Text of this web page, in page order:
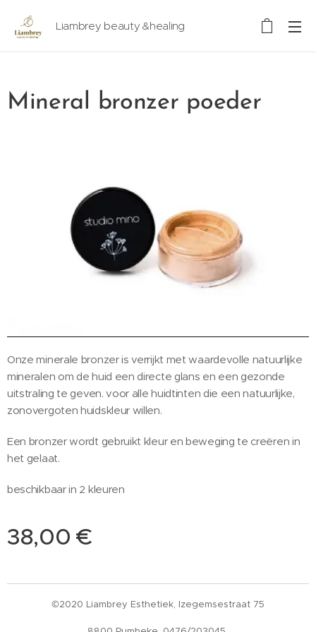
Liambrey beauty &healing
Mineral bronzer poeder
Onze minerale bronzer is verrijkt met waardevolle natuurlijke
mineralen om de huid een directe glans en een gezonde
uitstraling te geven. voor alle huidtinten die een natuurlijke,
zonovergoten huidskleur willen.
Een bronzer wordt gebruikt kleur en beweging te creëren in
het gelaat.
beschikbaar in 2 kleuren
38,00 €
©2020 Liambrey Esthetiek, Izegemsestraat 75